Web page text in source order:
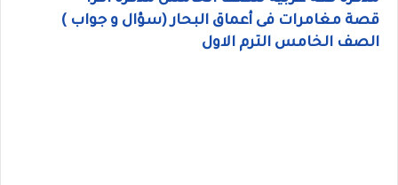
قصة مغامرات فى أعماق البحار (سؤال و جواب )
الصف الخامس الترم الاول